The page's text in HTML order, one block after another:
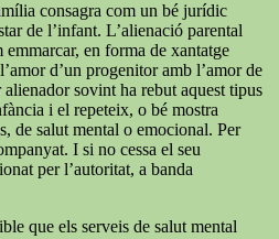
consagra com un bé jurídic
de l’infant. L’alienació parental
en forma de xantatge
d’un progenitor amb l’amor de
sovint ha rebut aquest tipus
i el repeteix, o bé mostra
de salut mental o emocional. Per
I si no cessa el seu
per l’autoritat, a banda
que els serveis de salut mental